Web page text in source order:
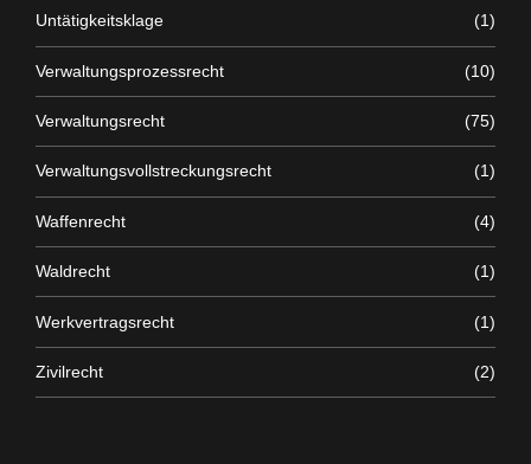
Untätigkeitsklage (1)
Verwaltungsprozessrecht (10)
Verwaltungsrecht (75)
Verwaltungsvollstreckungsrecht (1)
Waffenrecht (4)
Waldrecht (1)
Werkvertragsrecht (1)
Zivilrecht (2)